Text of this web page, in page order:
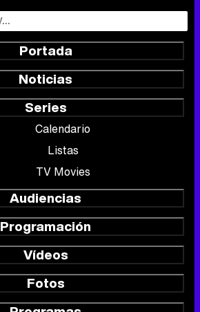
Portada
Noticias
Series
Calendario
Listas
TV Movies
Audiencias
Programación
Vídeos
Fotos